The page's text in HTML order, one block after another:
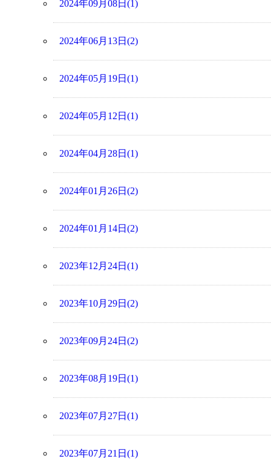
2024年09月08日(1)
2024年06月13日(2)
2024年05月19日(1)
2024年05月12日(1)
2024年04月28日(1)
2024年01月26日(2)
2024年01月14日(2)
2023年12月24日(1)
2023年10月29日(2)
2023年09月24日(2)
2023年08月19日(1)
2023年07月27日(1)
2023年07月21日(1)